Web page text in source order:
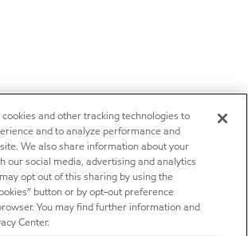
and other tracking technologies to
and to analyze performance and
We also share information about your
our social media, advertising and analytics
opt out of this sharing by using the
button or by opt-out preference
You may find further information and
Center.